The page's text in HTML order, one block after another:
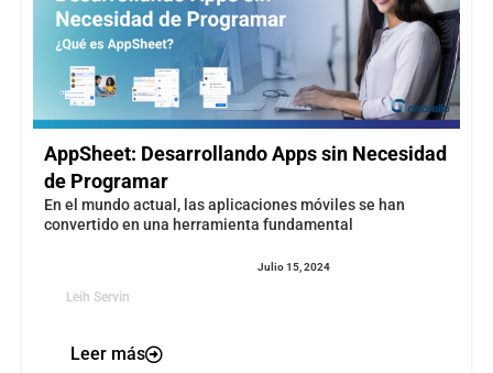
AppSheet: Desarrollando Apps sin Necesidad
de Programar
En el mundo actual, las aplicaciones móviles se han
convertido en una herramienta fundamental
Leih Servin
Julio 15, 2024
Leer más